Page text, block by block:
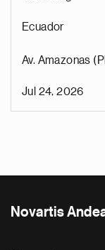
Ecuador
Av. Amazonas
Jul 24, 2026
Novartis